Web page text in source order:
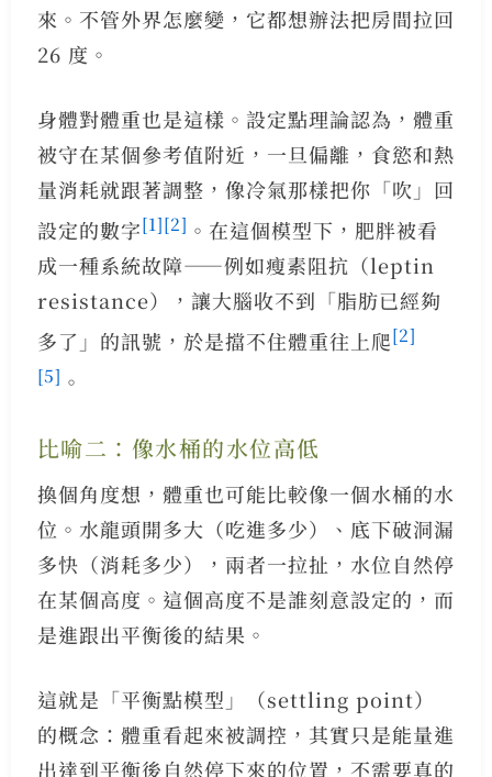
來。不管外界怎麼變，它都想辦法把房間拉回
26 度。
身體對體重也是這樣。設定點理論認為，體重
被守在某個參考值附近，一旦偏離，食慾和熱
量消耗就跟著調整，像冷氣那樣把你「吹」回
設定的數字[1][2] 。在這個模型下，肥胖被看
成一種系統故障——例如瘦素阻抗（leptin
resistance），讓大腦收不到「脂肪已經夠
多了」的訊號，於是擋不住體重往上爬[2]
[5] 。
比喻二：像水桶的水位高低
換個角度想，體重也可能比較像一個水桶的水
位。水龍頭開多大（吃進多少）、底下破洞漏
多快（消耗多少），兩者一拉扯，水位自然停
在某個高度。這個高度不是誰刻意設定的，而
是進跟出平衡後的結果。
這就是「平衡點模型」（settling point）
的概念：體重看起來被調控，其實只是能量進
出達到平衡後自然停下來的位置，不需要真的